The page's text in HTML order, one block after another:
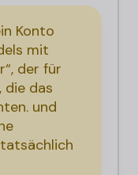
Konto
mit
der für
die das
und